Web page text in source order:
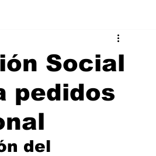
Social
pedidos
del